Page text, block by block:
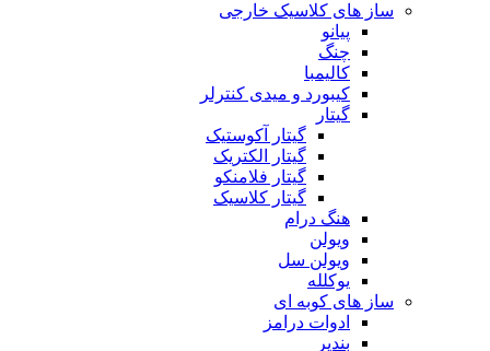
ساز های کلاسیک خارجی
پیانو
چنگ
کالیمبا
کیبورد و میدی کنترلر
گیتار
گیتار آکوستیک
گیتار الکتریک
گیتار فلامنکو
گیتار کلاسیک
هنگ درام
ویولن
ویولن سل
یوکلله
ساز های کوبه ای
ادوات درامز
بندیر